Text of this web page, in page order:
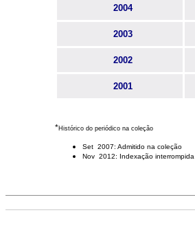
2004
2003
2002
2001
*Histórico do periódico na coleção
Set 2007: Admitido na coleção
Nov 2012: Indexação interrompida